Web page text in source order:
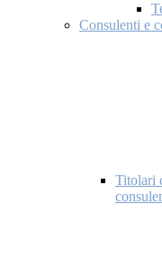
Consulenti e
Titolari